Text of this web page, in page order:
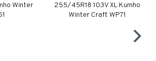
Winter
255/45R18 103V XL Kumho
Winter Craft WP71